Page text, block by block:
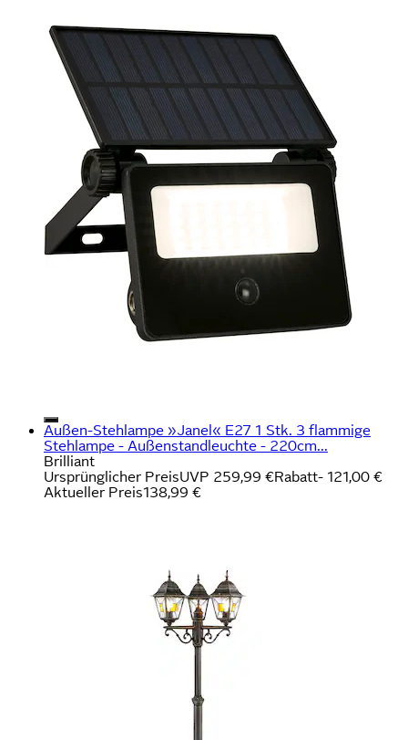
Außen-Stehlampe »Janel« E27 1 Stk. 3 flammige
Stehlampe - Außenstandleuchte - 220cm...
Brilliant
Ursprünglicher PreisUVP 259,99 €Rabatt- 121,00 €
Aktueller Preis138,99 €